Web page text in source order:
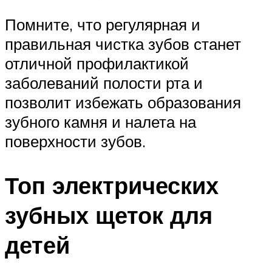
Помните, что регулярная и
правильная чистка зубов станет
отличной профилактикой
заболеваний полости рта и
позволит избежать образования
зубного камня и налета на
поверхности зубов.
Топ электрических
зубных щеток для
детей